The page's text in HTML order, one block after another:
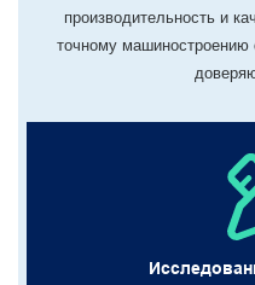
производительность и
точному